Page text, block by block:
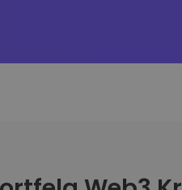
Alerty